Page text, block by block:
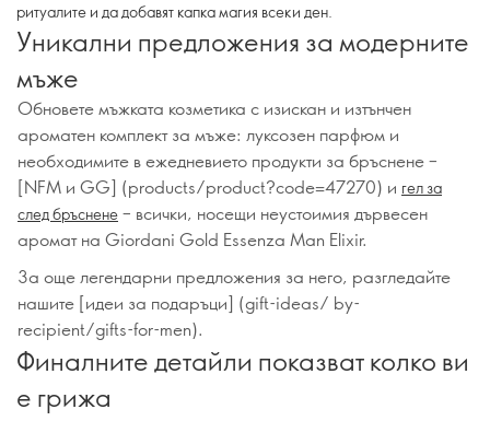
ритуалите и да добавят капка магия всеки ден.
Уникални предложения за модерните
мъже
Обновете мъжката козметика с изискан и изтънчен
ароматен комплект за мъже: луксозен парфюм и
необходимите в ежедневието продукти за бръснене –
[NFM и GG] (products/product?code=47270) и гел за
след бръснене – всички, носещи неустоимия дървесен
аромат на Giordani Gold Essenza Man Elixir.
За още легендарни предложения за него, разгледайте
нашите [идеи за подаръци] (gift-ideas/ by-
recipient/gifts-for-men).
Финалните детайли показват колко ви
е грижа